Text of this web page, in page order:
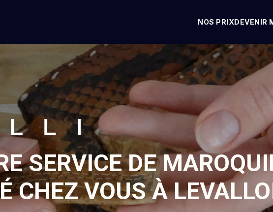
NOS PRIXDEVENIR
SERVICE DE
CHEZ VOUS À